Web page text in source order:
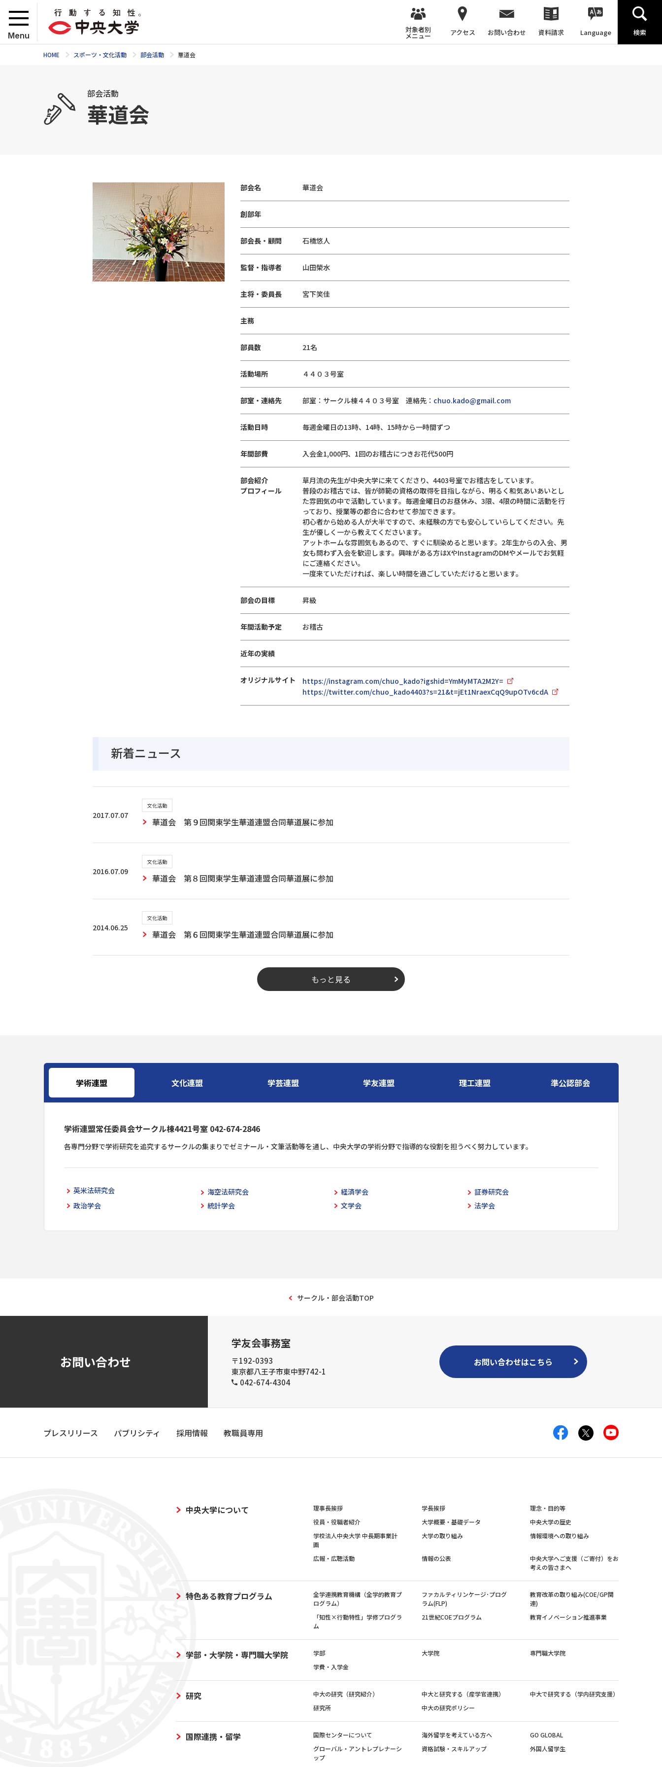
Menu
対象者別
メニュー アクセス お問い合わせ 資料請求 Language 検索
HOME スポーツ・文化活動 部会活動 華道会
部会活動
華道会
部会名 華道会
創部年
部会長・顧問 石橋悠人
監督・指導者 山田榮水
主将・委員長 宮下笑佳
主務
部員数 21名
活動場所 ４４０３号室
部室・連絡先 部室：サークル棟４４０３号室 連絡先： chuo.kado@gmail.com
活動日時 毎週金曜日の13時、14時、15時から一時間ずつ
年間部費 入会金1,000円、1回のお稽古につきお花代500円
部会紹介
プロフィール
草月流の先生が中央大学に来てくださり、4403号室でお稽古をしています。
普段のお稽古では、皆が師範の資格の取得を目指しながら、明るく和気あいあいとし
た雰囲気の中で活動しています。毎週金曜日のお昼休み、3限、4限の時間に活動を行
っており、授業等の都合に合わせて参加できます。
初心者から始める人が大半ですので、未経験の方でも安心していらしてください。先
生が優しく一から教えてくださいます。
アットホームな雰囲気もあるので、すぐに馴染めると思います。2年生からの入会、男
女も問わず入会を歓迎します。興味がある方はXやInstagramのDMやメールでお気軽
にご連絡ください。
一度来ていただければ、楽しい時間を過ごしていただけると思います。
部会の目標 昇級
年間活動予定 お稽古
近年の実績
オリジナルサイト
https://instagram.com/chuo_kado?igshid=YmMyMTA2M2Y=
https://twitter.com/chuo_kado4403?s=21&t=jEt1NraexCqQ9upOTv6cdA
新着ニュース
2017.07.07
文化活動
華道会 第９回関東学生華道連盟合同華道展に参加
2016.07.09
文化活動
華道会 第８回関東学生華道連盟合同華道展に参加
2014.06.25
文化活動
華道会 第６回関東学生華道連盟合同華道展に参加
もっと見る
学術連盟 文化連盟 学芸連盟 学友連盟 理工連盟 準公認部会
学術連盟常任委員会サークル棟4421号室 042-674-2846
各専門分野で学術研究を追究するサークルの集まりでゼミナール・文筆活動等を通し、中央大学の学術分野で指導的な役割を担うべく努力しています。
英米法研究会 海空法研究会 経済学会
証券研究会
政治学会
統計学会 文学会 法学会
サークル・部会活動TOP
お問い合わせ
学友会事務室
〒192-0393
東京都八王子市東中野742-1
042-674-4304
お問い合わせはこちら
プレスリリース パブリシティ 採用情報 教職員専用
中央大学について 理事長挨拶 学長挨拶
理念・目的等
役員・役職者紹介
大学概要・基礎データ
中央大学の歴史
学校法人中央大学 中長期事業計
画
大学の取り組み 情報環境への取り組み
広報・広聴活動 情報の公表
中央大学へご支援（ご寄付）をお
考えの皆さまへ
特色ある教育プログラム
全学連携教育機構（全学的教育プ
ログラム）
ファカルティリンケージ･プログ
ラム(FLP)
教育改革の取り組み(COE/GP関
連)
「知性×行動特性」学修プログラ
ム
21世紀COEプログラム 教育イノベーション推進事業
学部・大学院・専門職大学院 学部 大学院
専門職大学院
学費・入学金
研究 中大の研究（研究紹介） 中大と研究する（産学官連携）
中大で研究する（学内研究支援）
研究所
中大の研究ポリシー
国際連携・留学 国際センターについて 海外留学を考えている方へ
GO GLOBAL
グローバル・アントレプレナーシ
ップ
資格試験・スキルアップ 外国人留学生